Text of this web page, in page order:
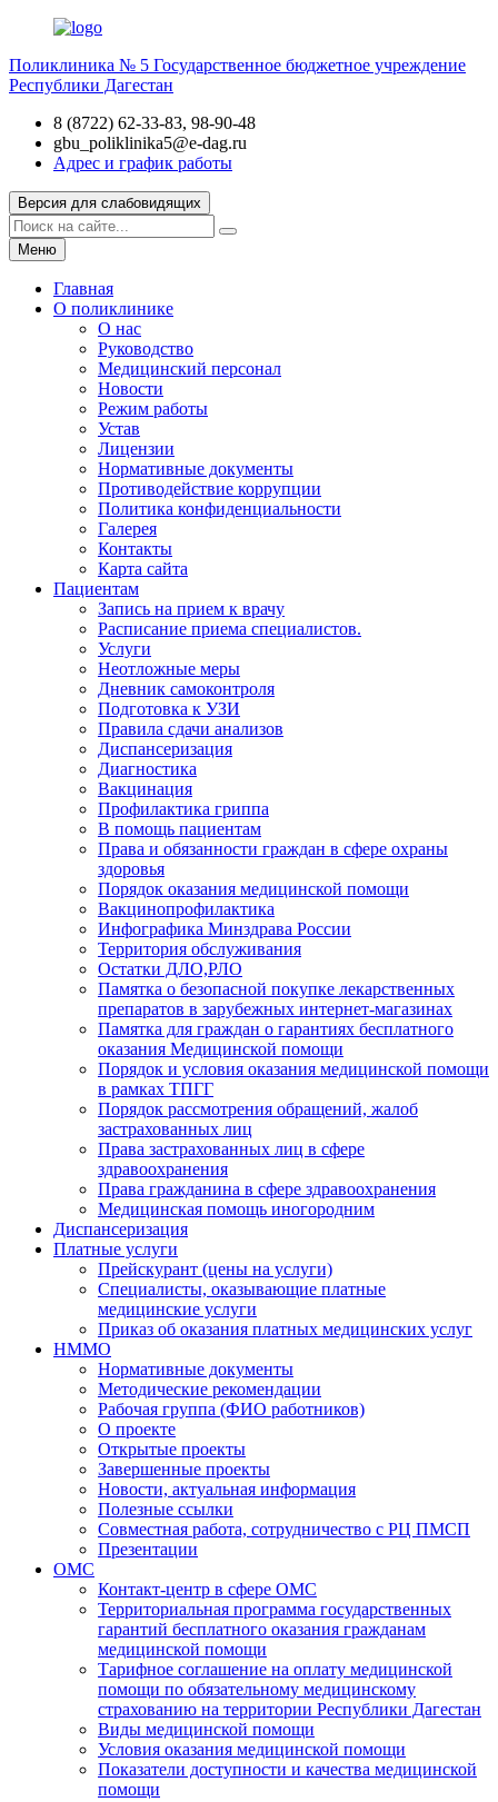
Поликлиника № 5 Государственное бюджетное учреждение
Республики Дагестан
8 (8722) 62-33-83, 98-90-48
gbu_poliklinika5@e-dag.ru
Адрес и график работы
Версия для слабовидящих
Меню
Главная
О поликлинике
О нас
Руководство
Медицинский персонал
Новости
Режим работы
Устав
Лицензии
Нормативные документы
Противодействие коррупции
Политика конфиденциальности
Галерея
Контакты
Карта сайта
Пациентам
Запись на прием к врачу
Расписание приема специалистов.
Услуги
Неотложные меры
Дневник самоконтроля
Подготовка к УЗИ
Правила сдачи анализов
Диспансеризация
Диагностика
Вакцинация
Профилактика гриппа
В помощь пациентам
Права и обязанности граждан в сфере охраны
здоровья
Порядок оказания медицинской помощи
Вакцинопрофилактика
Инфографика Минздрава России
Территория обслуживания
Остатки ДЛО,РЛО
Памятка о безопасной покупке лекарственных
препаратов в зарубежных интернет-магазинах
Памятка для граждан о гарантиях бесплатного
оказания Медицинской помощи
Порядок и условия оказания медицинской помощи
в рамках ТПГГ
Порядок рассмотрения обращений, жалоб
застрахованных лиц
Права застрахованных лиц в сфере
здравоохранения
Права гражданина в сфере здравоохранения
Медицинская помощь иногородним
Диспансеризация
Платные услуги
Прейскурант (цены на услуги)
Специалисты, оказывающие платные
медицинские услуги
Приказ об оказания платных медицинских услуг
НММО
Нормативные документы
Методические рекомендации
Рабочая группа (ФИО работников)
О проекте
Открытые проекты
Завершенные проекты
Новости, актуальная информация
Полезные ссылки
Совместная работа, сотрудничество с РЦ ПМСП
Презентации
ОМС
Контакт-центр в сфере ОМС
Территориальная программа государственных
гарантий бесплатного оказания гражданам
медицинской помощи
Тарифное соглашение на оплату медицинской
помощи по обязательному медицинскому
страхованию на территории Республики Дагестан
Виды медицинской помощи
Условия оказания медицинской помощи
Показатели доступности и качества медицинской
помощи